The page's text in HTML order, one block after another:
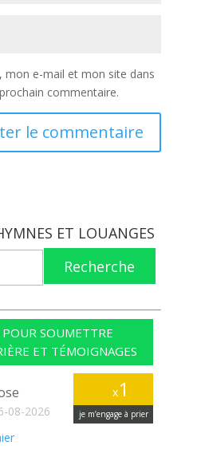
mon e-mail et mon site dans
commentaire.
ET LOUANGES
Recherche
SOUMETTRE
ET TÉMOIGNAGES
x1
je m’engage à prier
08-2026